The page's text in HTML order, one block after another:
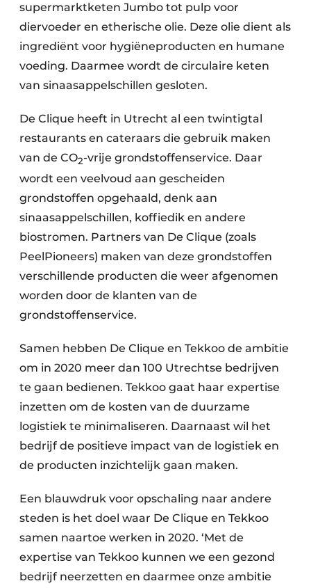
Textielrecyclage
supermarktketen Jumbo tot pulp voor
diervoeder en etherische olie. Deze olie dient als
ingrediënt voor hygiëneproducten en humane
voeding. Daarmee wordt de circulaire keten
van sinaasappelschillen gesloten.
De Clique heeft in Utrecht al een twintigtal
restaurants en cateraars die gebruik maken
van de CO2-vrije grondstoffenservice. Daar
wordt een veelvoud aan gescheiden
grondstoffen opgehaald, denk aan
sinaasappelschillen, koffiedik en andere
biostromen. Partners van De Clique (zoals
PeelPioneers) maken van deze grondstoffen
verschillende producten die weer afgenomen
worden door de klanten van de
grondstoffenservice.
Samen hebben De Clique en Tekkoo de ambitie
om in 2020 meer dan 100 Utrechtse bedrijven
te gaan bedienen. Tekkoo gaat haar expertise
inzetten om de kosten van de duurzame
logistiek te minimaliseren. Daarnaast wil het
bedrijf de positieve impact van de logistiek en
de producten inzichtelijk gaan maken.
Een blauwdruk voor opschaling naar andere
steden is het doel waar De Clique en Tekkoo
samen naartoe werken in 2020. ‘Met de
expertise van Tekkoo kunnen we een gezond
bedrijf neerzetten en daarmee onze ambitie